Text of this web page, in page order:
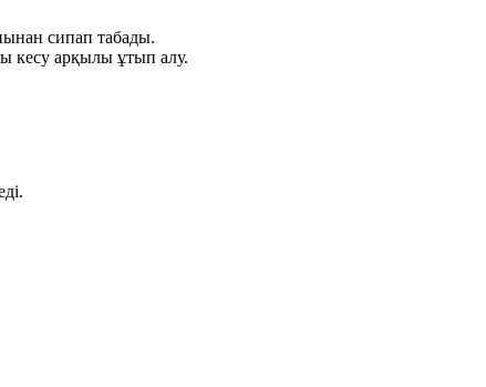
сипап табады.
кесу арқылы ұтып алу.